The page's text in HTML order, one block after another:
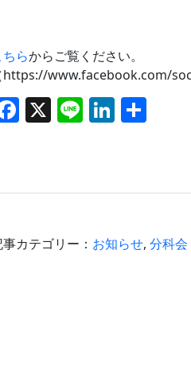
ちらからご覧ください。
https://www.facebook.com/
F
e
o
X Li Li
e
n
カテゴリー： お知らせ, 分科会